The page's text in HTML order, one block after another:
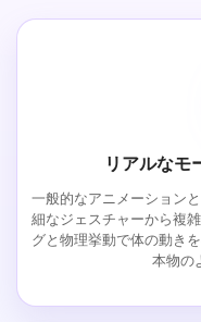
リアルなモ
一般的なアニメーション
細なジェスチャーから複
グと物理挙動で体の動き
本物の